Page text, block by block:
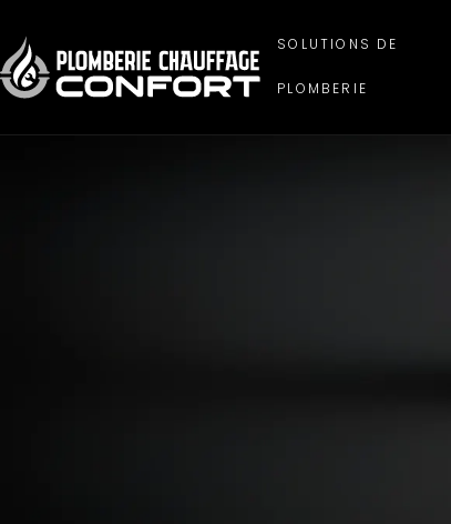
SOLUTIONS DE
PLOMBERIE